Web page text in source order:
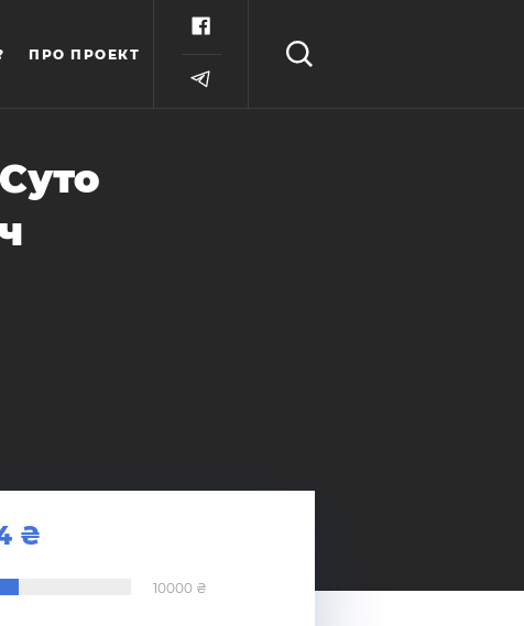
ПРО ПРОЕКТ
10000